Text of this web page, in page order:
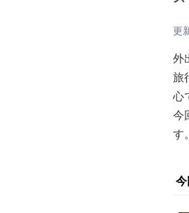
更
外
旅
心
今
す。